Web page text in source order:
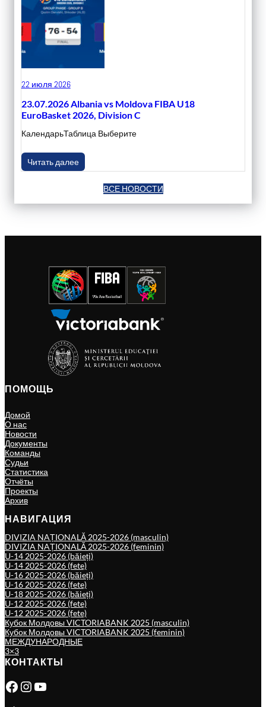
22 июля 2026
23.07.2026 Albania vs Moldova FIBA U18
EuroBasket 2026, Division C
КалендарьТаблица Выберите
Читать далее
ВСЕ НОВОСТИ
ПОМОЩЬ
Домой
О нас
Новости
Документы
Команды
Судьи
Статистика
Отчёты
Проекты
Архив
НАВИГАЦИЯ
DIVIZIA NAȚIONALĂ 2025-2026 (masculin)
DIVIZIA NAȚIONALĂ 2025-2026 (feminin)
U-14 2025-2026 (băieți)
U-14 2025-2026 (fete)
U-16 2025-2026 (băieți)
U-16 2025-2026 (fete)
U-18 2025-2026 (băieți)
U-12 2025-2026 (fete)
U-12 2025-2026 (fete)
Кубок Молдовы VICTORIABANK 2025 (masculin)
Кубок Молдовы VICTORIABANK 2025 (feminin)
МЕЖДУНАРОДНЫЕ
3×3
КОНТАКТЫ
Facebook Instagram YouTube